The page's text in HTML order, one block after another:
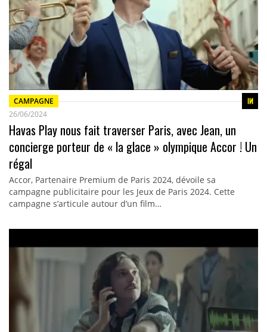
CAMPAGNE
26/06/2024
Havas Play nous fait traverser Paris, avec Jean, un
concierge porteur de « la glace » olympique Accor ! Un
régal
Accor, Partenaire Premium de Paris 2024, dévoile sa
campagne publicitaire pour les Jeux de Paris 2024. Cette
campagne s’articule autour d’un film…